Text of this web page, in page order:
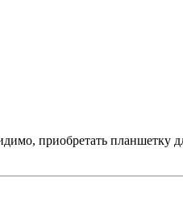
приобретать планшетку